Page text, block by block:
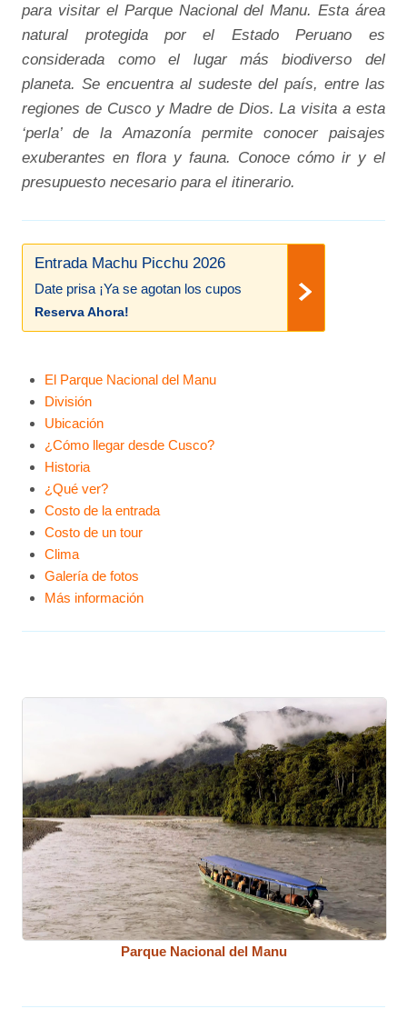
para visitar el Parque Nacional del Manu. Esta área
natural protegida por el Estado Peruano es
considerada como el lugar más biodiverso del
planeta. Se encuentra al sudeste del país, entre las
regiones de Cusco y Madre de Dios. La visita a esta
‘perla’ de la Amazonía permite conocer paisajes
exuberantes en flora y fauna. Conoce cómo ir y el
presupuesto necesario para el itinerario.
Entrada Machu Picchu 2026
Date prisa ¡Ya se agotan los cupos
Reserva Ahora!
El Parque Nacional del Manu
División
Ubicación
¿Cómo llegar desde Cusco?
Historia
¿Qué ver?
Costo de la entrada
Costo de un tour
Clima
Galería de fotos
Más información
Parque Nacional del Manu